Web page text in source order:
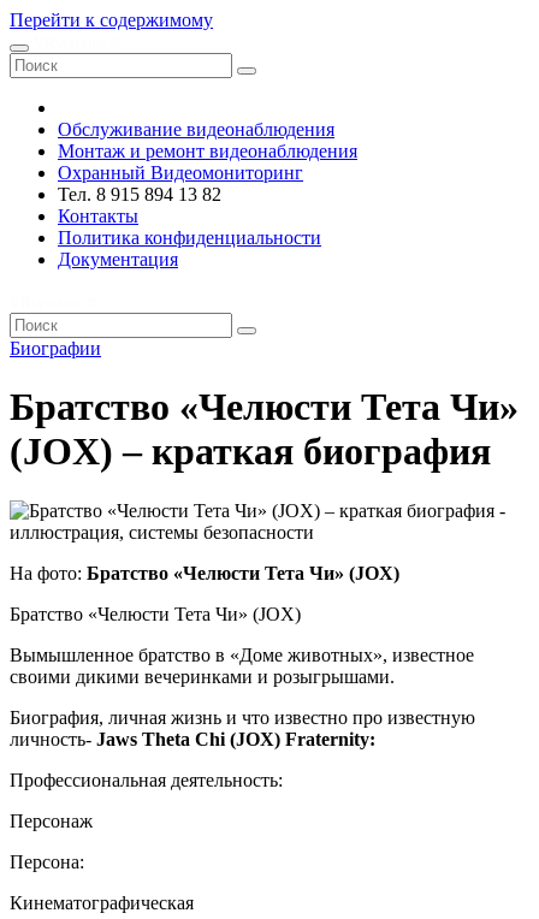
Перейти к содержимому
Обслуживание видеонаблюдения
Монтаж и ремонт видеонаблюдения
Охранный Видеомониторинг
Тел. 8 915 894 13 82
Контакты
Политика конфиденциальности
Документация
Биографии
Братство «Челюсти Тета Чи»
(JOX) – краткая биография
На фото: Братство «Челюсти Тета Чи» (JOX)
Братство «Челюсти Тета Чи» (JOX)
Вымышленное братство в «Доме животных», известное
своими дикими вечеринками и розыгрышами.
Биография, личная жизнь и что известно про известную
личность- Jaws Theta Chi (JOX) Fraternity:
Профессиональная деятельность:
Персонаж
Персона:
Кинематографическая